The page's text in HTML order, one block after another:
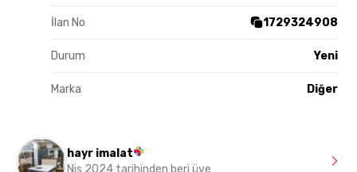
İlan No 1729324908
Durum Yeni
Marka Diğer
hayr imalat
Nis 2024 tarihinden beri üye